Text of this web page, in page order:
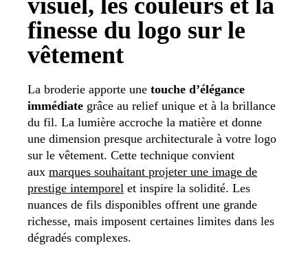
visuel, les couleurs et la
finesse du logo sur le
vêtement
La broderie apporte une touche d’élégance
immédiate grâce au relief unique et à la brillance
du fil. La lumière accroche la matière et donne
une dimension presque architecturale à votre logo
sur le vêtement. Cette technique convient
aux marques souhaitant projeter une image de
prestige intemporel et inspire la solidité. Les
nuances de fils disponibles offrent une grande
richesse, mais imposent certaines limites dans les
dégradés complexes.